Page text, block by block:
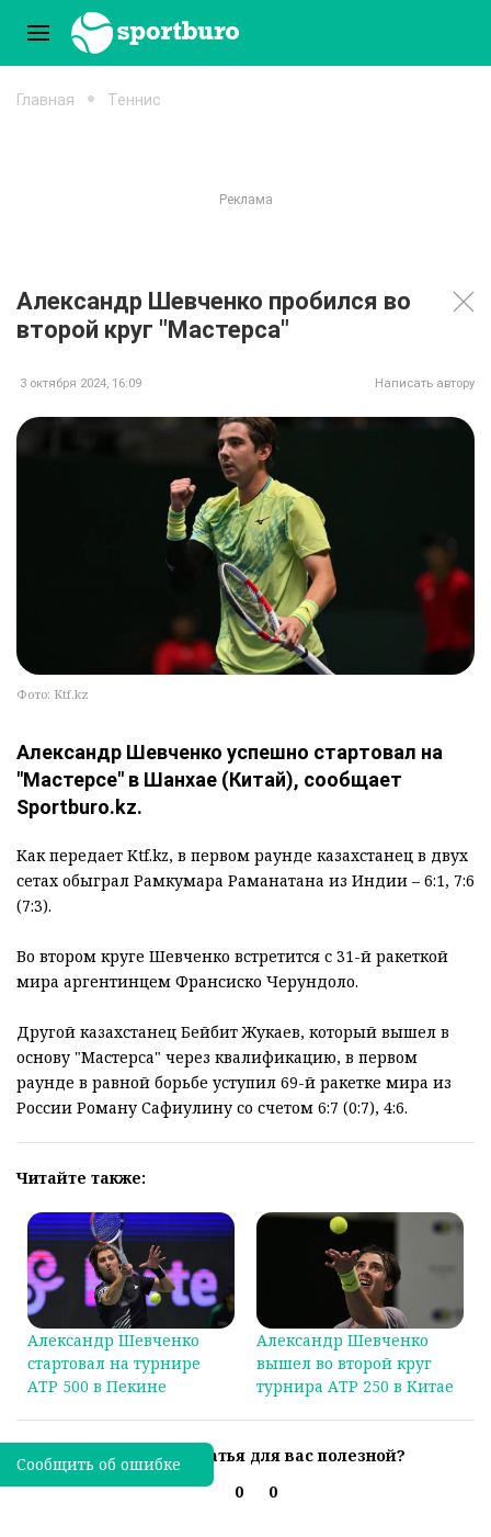
Главная Теннис
Александр Шевченко пробился во
второй круг "Мастерса"
3 октября 2024, 16:09 Написать автору
Фото: Ktf.kz
Александр Шевченко успешно стартовал на
"Мастерсе" в Шанхае (Китай), сообщает
Sportburo.kz.
Как передает Ktf.kz, в первом раунде казахстанец в двух
сетах обыграл Рамкумара Раманатана из Индии – 6:1, 7:6
(7:3).
Во втором круге Шевченко встретится с 31-й ракеткой
мира аргентинцем Франсиско Черундоло.
Другой казахстанец Бейбит Жукаев, который вышел в
основу "Мастерса" через квалификацию, в первом
раунде в равной борьбе уступил 69-й ракетке мира из
России Роману Сафиулину со счетом 6:7 (0:7), 4:6.
Читайте также:
Александр Шевченко
стартовал на турнире
АТР 500 в Пекине
Александр Шевченко
вышел во второй круг
турнира АТР 250 в Китае
Была ли эта статья для вас полезной?
0
0
Сообщить об ошибке